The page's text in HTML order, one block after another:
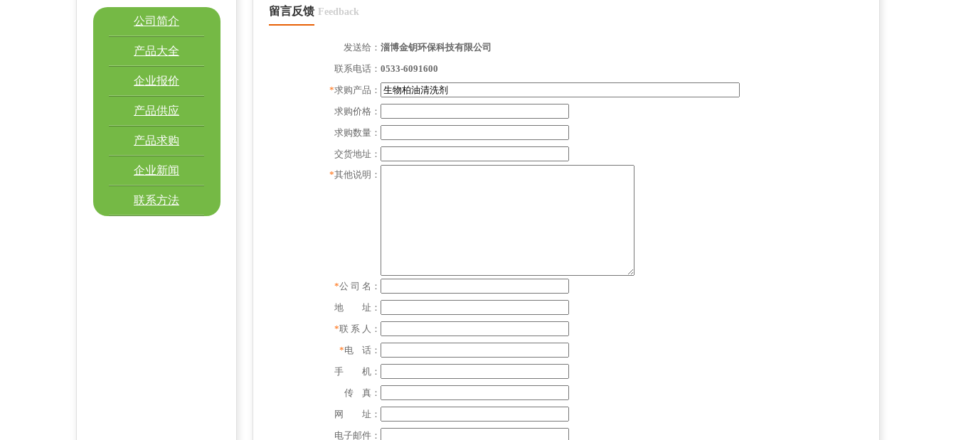
公司简介
产品大全
企业报价
产品供应
产品求购
企业新闻
联系方法
留言反馈 Feedback
发送给： 淄博金钥环保科技有限公司
联系电话： 0533-6091600
*求购产品：
求购价格：
求购数量：
交货地址：
*其他说明：
*公 司 名：
地 址：
*联 系 人：
*电 话：
手 机：
传 真：
网 址：
电子邮件：